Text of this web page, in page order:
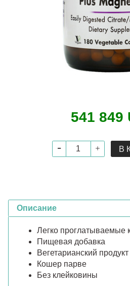
541 849
В
Описание
Легко проглатываемые
Пищевая добавка
Вегетарианский продукт
Кошер парве
Без клейковины